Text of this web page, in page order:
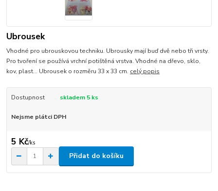
Ubrousek
Vhodné pro ubrouskovou techniku. Ubrousky mají buď dvě nebo tři vrsty.
Pro tvoření se používá vrchní potištěná vrstva. Vhodné na dřevo, sklo,
kov, plast... Ubrousek o rozměru 33 x 33 cm. celý popis
Dostupnost skladem 5 ks
Nejsme plátci DPH
5 Kč/ks
Přidat do košíku